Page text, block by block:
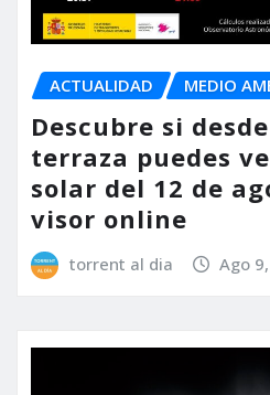
ACTUALIDAD MEDIO
Descubre si
terraza puedes
solar del 12 de
visor online
torrent al dia Ago